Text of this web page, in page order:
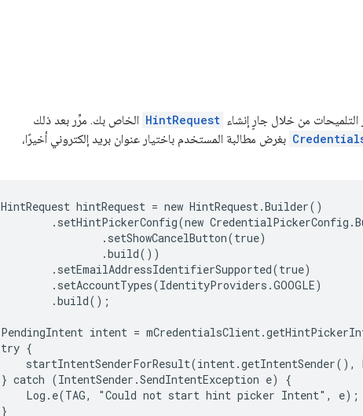
من خلال جارٍ إنشاء HintRequest الخاص بك. مرِّر بعد ذلك
بغرض مطالبة المستخدم باختيار عنوان بريد إلكتروني أخيرًا،
HintRequest hintRequest = new HintRequest.Builder()
.setHintPickerConfig(new
                .setShowCancelButton(true)
                .build())
        .setEmailAddressIdentifierSupported(true)
        .setAccountTypes(IdentityProviders.GOOGLE)
        .build();
PendingIntent intent =
try {
startIntentSenderForResult(intent.getIntentSender(),
} catch (IntentSender.SendIntentException e) {
    Log.e(TAG, "Could not start hint picker Intent", e);